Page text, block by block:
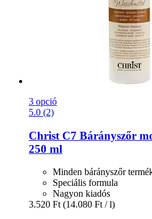
3 opció
5.0 (2)
Christ C7 Bárányszőr
250 ml
Minden bárányszőr
Speciális formula
Nagyon kiadós
3.520 Ft (14.080 Ft / l)